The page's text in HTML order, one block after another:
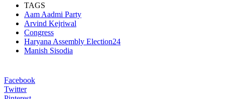
TAGS
Aam Aadmi Party
Arvind Kejriwal
Congress
Haryana Assembly Election24
Manish Sisodia
Facebook
Twitter